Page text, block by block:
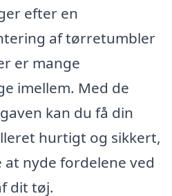
efter en
af tørretumbler
er mange
imellem. Med de
kan du få din
hurtigt og sikkert,
at nyde fordelene ved
dit tøj.